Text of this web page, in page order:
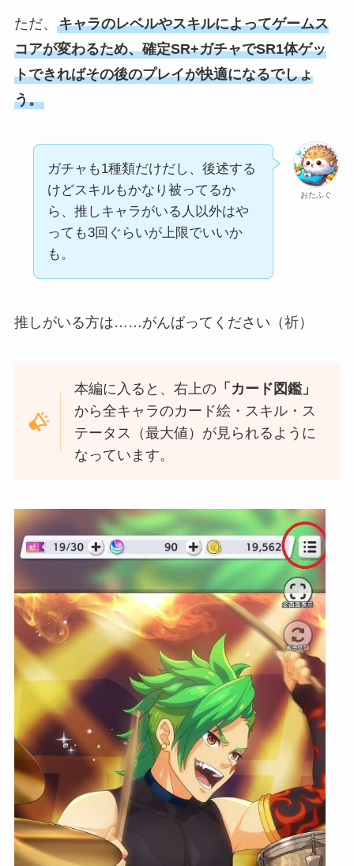
ただ、 キャラのレベルやスキルによってゲームス
コアが変わるため、確定SR+ガチャでSR1体ゲッ
トできればその後のプレイが快適になるでしょ
う。
おたふぐ
ガチャも1種類だけだし、後述する
けどスキルもかなり被ってるか
ら、推しキャラがいる人以外はや
っても3回ぐらいが上限でいいか
も。
推しがいる方は……がんばってください（祈）
本編に入ると、右上の 「カード図鑑」
から全キャラのカード絵・スキル・ス
テータス（最大値）が見られるように
なっています。